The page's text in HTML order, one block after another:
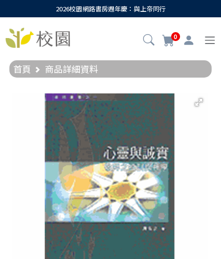
2026校園網路書房週年慶：與上帝同行
0
首頁 商品詳細資料